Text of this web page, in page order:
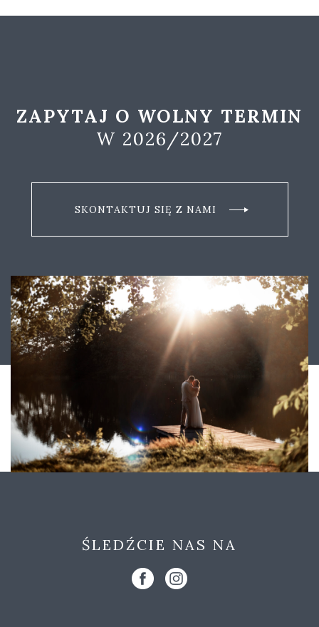
ZAPYTAJ O WOLNY TERMIN
W 2026/2027
SKONTAKTUJ SIĘ Z NAMI
ŚLEDŹCIE NAS NA